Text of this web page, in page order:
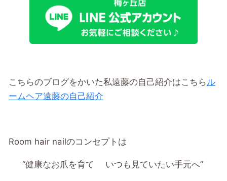
こちらのブログをかいた私遠藤の自己紹介はこちらル
ームヘア遠藤の自己紹介
Room hair nailのコンセプトは
“健康なお爪を育て いつも見ていたい手元へ”